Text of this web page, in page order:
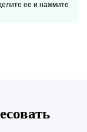
ее и нажмите